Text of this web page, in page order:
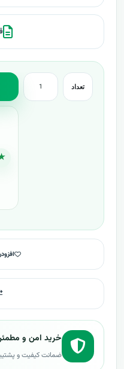
تعداد
خرید امن و
ضمانت کیفیت و